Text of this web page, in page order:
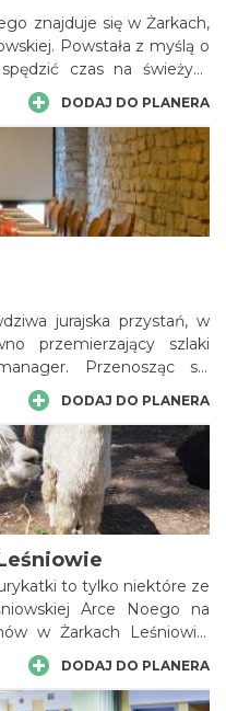
znajduje się w Żarkach,
Powstała z myślą o
czas na świeżym
drogiego sprzętu. U
atrakcyjną cenę.
cały rok.
DODAJ DO PLANERA
jurajska przystań, w
przemierzający szlaki
Przenosząc się
jednak rezygnować z
które znajdują się na
W hotelu można także
DODAJ DO PLANERA
to tylko niektóre ze
Arce Noego na
w Żarkach Leśniowie.
i sprawują opiekę
owieczkami, które są od
DODAJ DO PLANERA